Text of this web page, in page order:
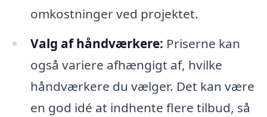
omkostninger ved projektet.
Valg af håndværkere: Priserne kan
også variere afhængigt af, hvilke
håndværkere du vælger. Det kan være
en god idé at indhente flere tilbud, så